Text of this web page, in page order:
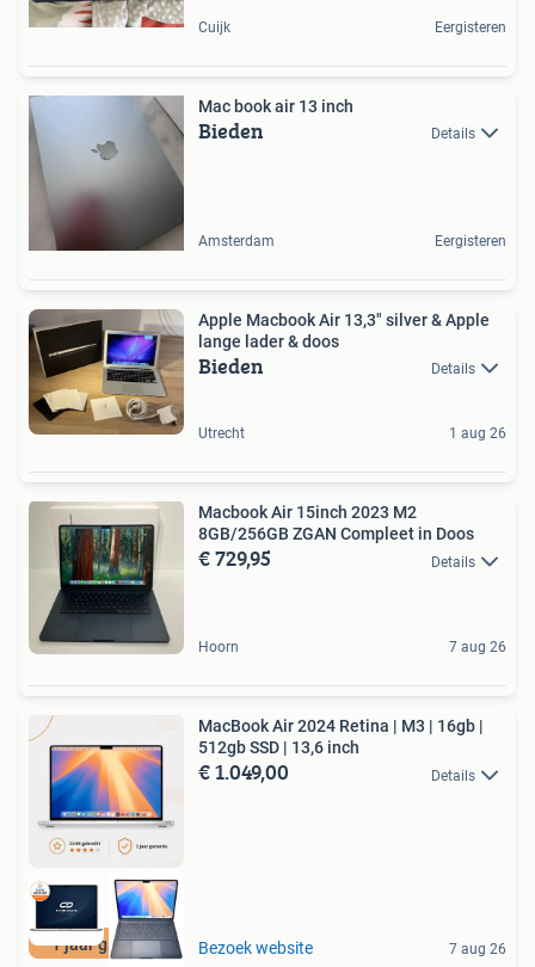
Cuijk Eergisteren
Mac book air 13 inch
Bieden Details
Amsterdam Eergisteren
Apple Macbook Air 13,3" silver & Apple
lange lader & doos
Bieden Details
Utrecht 1 aug 26
Macbook Air 15inch 2023 M2
8GB/256GB ZGAN Compleet in Doos
€ 729,95 Details
Hoorn 7 aug 26
1 jaar garantie
MacBook Air 2024 Retina | M3 | 16gb |
512gb SSD | 13,6 inch
€ 1.049,00 Details
Bezoek website 7 aug 26